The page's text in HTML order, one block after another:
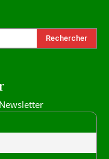
Rechercher